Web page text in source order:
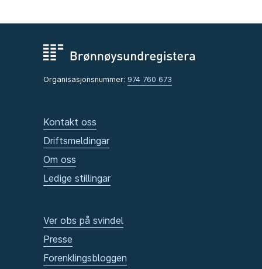
Organisasjonsnummer: 974 760 673
Kontakt oss
Driftsmeldingar
Om oss
Ledige stillingar
Ver obs på svindel
Presse
Forenklingsbloggen